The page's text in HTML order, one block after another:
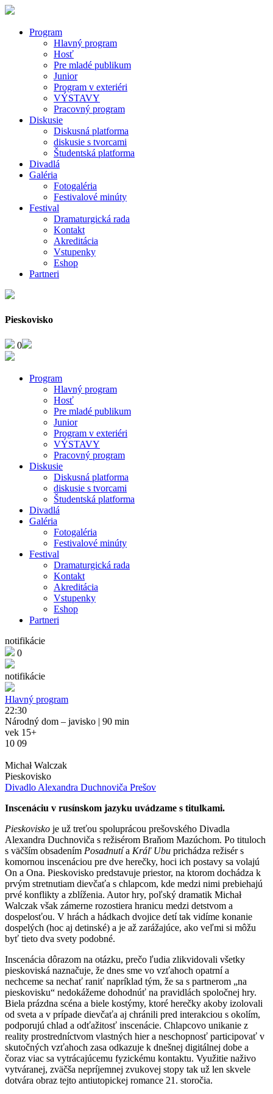
Program
Hlavný program
Hosť
Pre mladé publikum
Junior
Program v exteriéri
VÝSTAVY
Pracovný program
Diskusie
Diskusná platforma
diskusie s tvorcami
Študentská platforma
Divadlá
Galéria
Fotogaléria
Festivalové minúty
Festival
Dramaturgická rada
Kontakt
Akreditácia
Vstupenky
Eshop
Partneri
Pieskovisko
0
Program
Hlavný program
Hosť
Pre mladé publikum
Junior
Program v exteriéri
VÝSTAVY
Pracovný program
Diskusie
Diskusná platforma
diskusie s tvorcami
Študentská platforma
Divadlá
Galéria
Fotogaléria
Festivalové minúty
Festival
Dramaturgická rada
Kontakt
Akreditácia
Vstupenky
Eshop
Partneri
notifikácie
0
notifikácie
Hlavný program
22:30
Národný dom – javisko | 90 min
vek 15+
10 09
Michał Walczak
Pieskovisko
Divadlo Alexandra Duchnoviča Prešov
Inscenáciu v rusínskom jazyku uvádzame s titulkami.
Pieskovisko je už treťou spoluprácou prešovského Divadla
Alexandra Duchnoviča s režisérom Braňom Mazúchom. Po tituloch
s väčším obsadením Posadnutía Kráľ Ubu prichádza režisér s
komornou inscenáciou pre dve herečky, hoci ich postavy sa volajú
On a Ona. Pieskovisko predstavuje priestor, na ktorom dochádza k
prvým stretnutiam dievčaťa s chlapcom, kde medzi nimi prebiehajú
prvé konflikty a zblíženia. Autor hry, poľský dramatik Michał
Walczak však zámerne rozostiera hranicu medzi detstvom a
dospelosťou. V hrách a hádkach dvojice detí tak vidíme konanie
dospelých (hoc aj detinské) a je až zarážajúce, ako veľmi si môžu
byť tieto dva svety podobné.
Inscenácia dôrazom na otázku, prečo ľudia zlikvidovali všetky
pieskoviská naznačuje, že dnes sme vo vzťahoch opatrní a
nechceme sa nechať raniť napríklad tým, že sa s partnerom „na
pieskovisku“ nedokážeme dohodnúť na pravidlách spoločnej hry.
Biela prázdna scéna a biele kostýmy, ktoré herečky akoby izolovali
od sveta a v prípade dievčaťa aj chránili pred interakciou s okolím,
podporujú chlad a odťažitosť inscenácie. Chlapcovo unikanie z
reality prostredníctvom vlastných hier a neschopnosť participovať v
skutočných vzťahoch zasa odkazuje k dnešnej digitálnej dobe a
čoraz viac sa vytrácajúcemu fyzickému kontaktu. Využitie naživo
vytváranej, zväčša nepríjemnej zvukovej stopy tak už len skvele
dotvára obraz tejto antiutopickej romance 21. storočia.